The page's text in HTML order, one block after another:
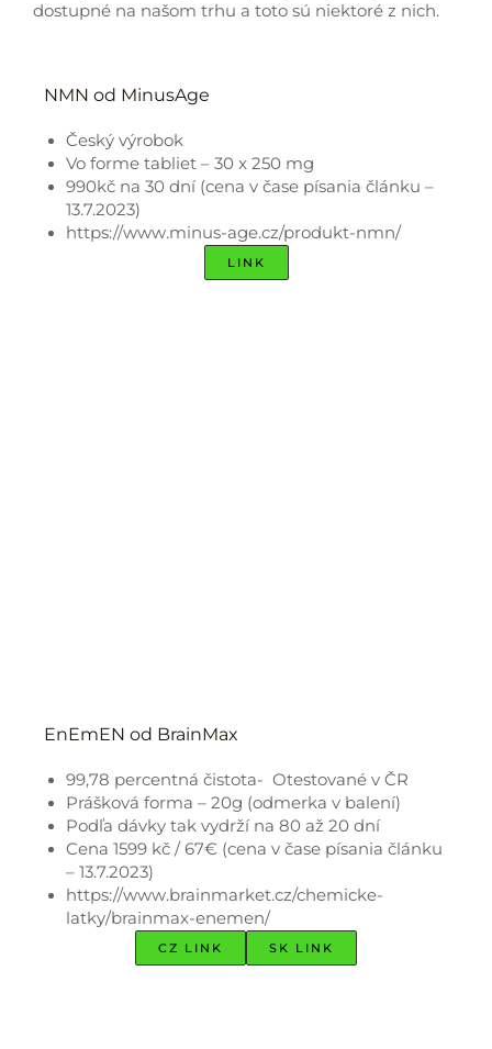
dostupné na našom trhu a toto sú niektoré z nich.
NMN od MinusAge
Český výrobok
Vo forme tabliet – 30 x 250 mg
990kč na 30 dní (cena v čase písania článku –
13.7.2023)
https://www.minus-age.cz/produkt-nmn/
LINK
EnEmEN od BrainMax
99,78 percentná čistota- Otestované v ČR
Prášková forma – 20g (odmerka v balení)
Podľa dávky tak vydrží na 80 až 20 dní
Cena 1599 kč / 67€ (cena v čase písania článku
– 13.7.2023)
https://www.brainmarket.cz/chemicke-
latky/brainmax-enemen/
CZ LINK SK LINK